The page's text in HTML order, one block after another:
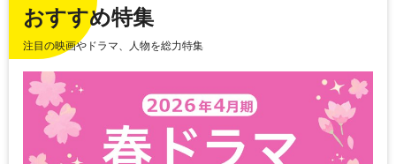
おすすめ特集
注目の映画やドラマ、人物を総力特集